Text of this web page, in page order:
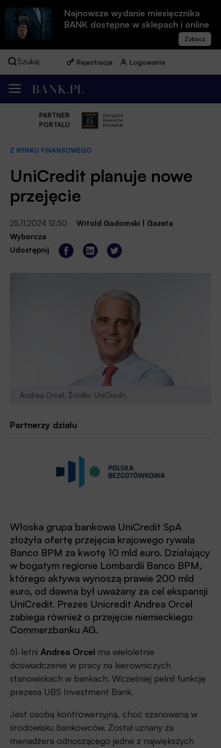
Najnowsze wydanie miesięcznika
BANK dostępne w sklepach i online
Szukaj Rejestracja Logowanie
PARTNER
PORTALU
Z RYNKU FINANSOWEGO
UniCredit planuje nowe
przejęcie
25.11.2024 12:50 Witold Gadomski
Gazeta
Wyborcza
Udostępnij
Andrea Orcel, Źródło: UniCredit,
Partnerzy działu
Włoska grupa bankowa UniCredit SpA
złożyła ofertę przejęcia krajowego rywala
Banco BPM za kwotę 10 mld euro. Działający
w bogatym regionie Lombardii Banco BPM,
którego aktywa wynoszą prawie 200 mld
euro, od dawna był uważany za cel ekspansji
UniCredit. Prezes Unicredit Andrea Orcel
zabiega również o przejęcie niemieckiego
Commerzbanku AG.
61-letni Andrea Orcel ma wieloletnie
doświadczenie w pracy na kierowniczych
stanowiskach w bankach. Wcześniej pełnił funkcję
prezesa UBS Investment Bank.
Jest osobą kontrowersyjną, choć szanowaną w
środowisku bankowców. Został uznany za
menadżera odnoszącego jedne z największych